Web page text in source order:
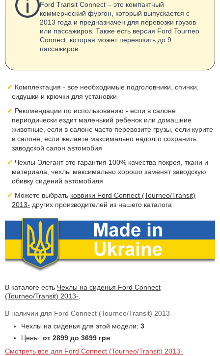
Ford Transit Connect – это компактный
коммерческий фургон, который выпускается с
2013 года и предназначен для перевозки грузов
или пассажиров. Также есть версия Ford Tourneo
Connect, которая может перевозить до 9
пассажиров.
Комплектация - все необходимые подголовники, спинки,
сидушки и крючки для установки
Рекомендации по использованию - если в салоне
периодически ездит маленький ребенок или домашние
животные, если в салоне часто перевозите грузы, если курите
в салоне, если желаете максимально надолго сохранить
заводской салон автомобия
Чехлы Элегант это гарантия 100% качества покроя, ткани и
материала, чехлы максимально хорошо заменят заводскую
обивку сидений автомобиля
Можете выбрать коврики Ford Connect (Tourneo/Transit)
2013- других производителей из нашего каталога
В каталоге есть Чехлы на сиденья Ford Connect
(Tourneo/Transit) 2013-.
В наличии для Ford Connect (Tourneo/Transit) 2013-
Чехлы на сиденья для этой модели: 3
Цены: от 2899 до 3699 грн
Смотреть все для Ford Connect (Tourneo/Transit) 2013-